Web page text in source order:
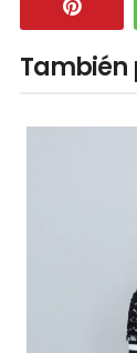
También